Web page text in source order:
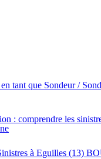
tant que Sondeur /
: comprendre les
à Eguilles (13)